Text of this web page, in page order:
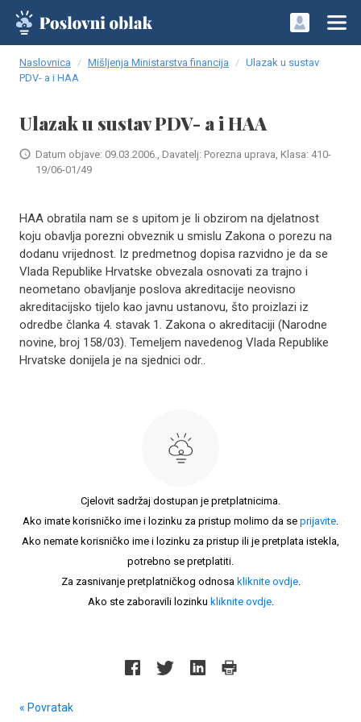
Naslovnica Mišljenja Ministarstva financija
Ulazak u sustav
PDV- a i HAA
Ulazak u sustav PDV- a i HAA
Datum objave: 09.03.2006., Davatelj: Porezna uprava, Klasa: 410-
19/06-01/49
HAA obratila nam se s upitom je Ii obzirom na djelatnost
koju obavlja porezni obveznik u smislu Zakona o porezu na
dodanu vrijednost. Iz predmetnog dopisa razvidno je da se
Vlada Republike Hrvatske obvezala osnovati za trajno i
neometano obavljanje poslova akreditacije neovisno
akreditacijsko tijelo kao javnu ustanovu, što proizlazi iz
odredbe članka 4. stavak 1. Zakona o akreditaciji (Narodne
novine, broj 158/03). Temeljem navedenog Vlada Republike
Hrvatske donijela je na sjednici odr..
Cjelovit sadržaj dostupan je pretplatnicima.
Ako imate korisničko ime i lozinku za pristup molimo da se prijavite.
Ako nemate korisničko ime i lozinku za pristup ili je pretplata istekla,
potrebno se pretplatiti.
Za zasnivanje pretplatničkog odnosa kliknite ovdje.
Ako ste zaboravili lozinku kliknite ovdje.
« Povratak